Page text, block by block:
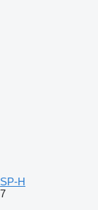
SP-H
7